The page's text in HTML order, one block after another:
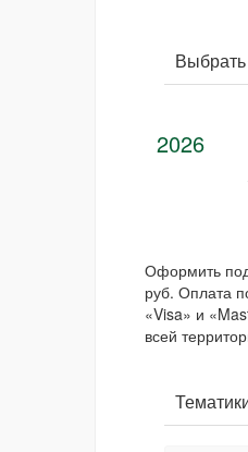
2026
Оформить
руб. Оплата
«Visa» и
всей